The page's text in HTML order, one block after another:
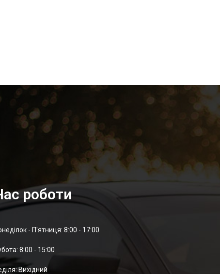
роботи
- П'ятниця: 8:00 - 17:00
8:00 - 15:00
Вихідний